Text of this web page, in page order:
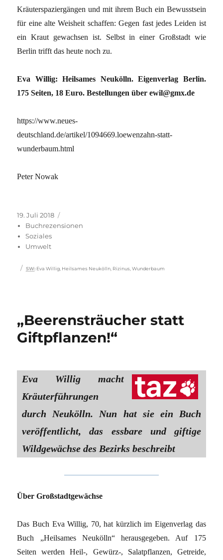
Kräuterspaziergängen und mit ihrem Buch ein Bewusstsein
für eine alte Weisheit schaffen: Gegen fast jedes Leiden ist
ein Kraut gewachsen ist. Selbst in einer Großstadt wie
Berlin trifft das heute noch zu.
Eva Willig: Heilsames Neukölln. Eigenverlag Berlin.
175 Seiten, 18 Euro. Bestellungen über ewil@gmx.de
https://www.neues-
deutschland.de/artikel/1094669.loewenzahn-statt-
wunderbaum.html
Peter Nowak
Veröffentlicht
am
19. Juli 2018
Buchrezensionen
Soziales
Umwelt
Schlagwörter
SW: Eva Willig, Heilsames Neukölln, Rizinus,Wunderbaum
„Beerensträucher statt
Giftpflanzen!“
Eva Willig macht
Kräuterführungen
durch Neukölln. Nun hat sie ein Buch
veröffentlicht, das essbare und giftige
Wildgewächse des Bezirks beschreibt
Über Großstadtgewächse
Das Buch Eva Willig, 70, hat kürzlich im Eigenverlag das
Buch „Heilsames Neukölln“ herausgegeben. Auf 175
Seiten werden Heil-, Gewürz-, Salatpflanzen, Getreide,